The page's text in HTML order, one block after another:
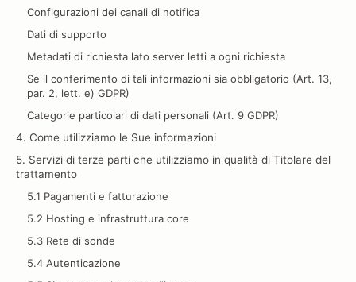
Configurazioni dei canali di notifica
Dati di supporto
Metadati di richiesta lato server letti a ogni richiesta
Se il conferimento di tali informazioni sia obbligatorio (Art. 13,
par. 2, lett. e) GDPR)
Categorie particolari di dati personali (Art. 9 GDPR)
4. Come utilizziamo le Sue informazioni
5. Servizi di terze parti che utilizziamo in qualità di Titolare del
trattamento
5.1 Pagamenti e fatturazione
5.2 Hosting e infrastruttura core
5.3 Rete di sonde
5.4 Autenticazione